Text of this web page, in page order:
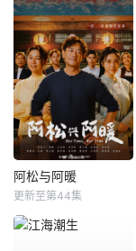
阿松与阿暖
更新至第44集